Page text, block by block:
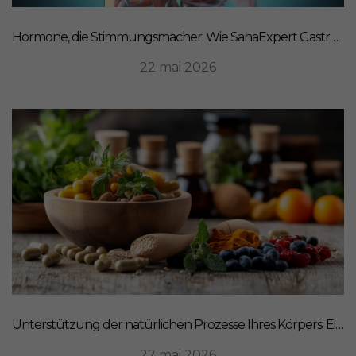
Hormone, die Stimmungsmacher: Wie SanaExpert Gastro Forte Ihre Darm-Hirn-Verbindung unterstützt
22 mai 2026
Unterstützung der natürlichen Prozesse Ihres Körpers: Ein ganzheitlicher Ansatz für Ernährung